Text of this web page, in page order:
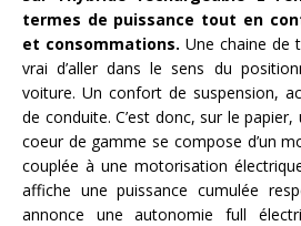
termes de puissance tout en
et consommations. Une chaine de
vrai d’aller dans le sens du
voiture. Un confort de suspension,
de conduite. C’est donc, sur le
coeur de gamme se compose d’un
couplée à une motorisation
affiche une puissance cumulée
annonce une autonomie full